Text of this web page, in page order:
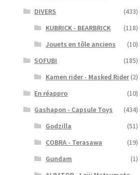
DIVERS
(433)
KUBRICK - BEARBRICK
(118)
Jouets en tôle anciens
(10)
SOFUBI
(185)
Kamen rider - Masked Rider (2)
En réappro
(10)
Gashapon - Capsule Toys
(434)
Godzilla
(51)
COBRA - Terasawa
(19)
Gundam
(1)